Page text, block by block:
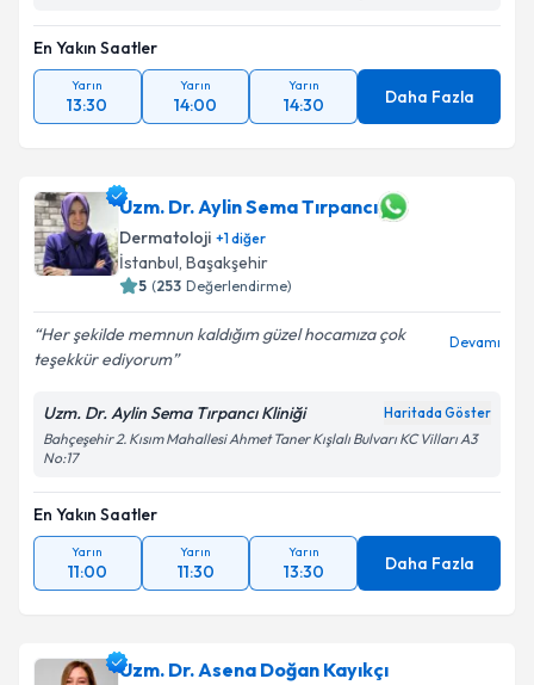
En Yakın Saatler
Yarın
13:30
Yarın
14:00
Yarın
14:30 Daha Fazla
Uzm. Dr. Aylin Sema Tırpancı
Dermatoloji +1diğer
İstanbul, Başakşehir
5 (253 Değerlendirme)
Her şekilde memnun kaldığım güzel hocamıza çok
teşekkür ediyorum
Devamı
Uzm. Dr. Aylin Sema Tırpancı Kliniği Haritada Göster
Bahçeşehir 2. Kısım Mahallesi Ahmet Taner Kışlalı Bulvarı KC Vilları A3
No:17
En Yakın Saatler
Yarın
11:00
Yarın
11:30
Yarın
13:30 Daha Fazla
Uzm. Dr. Asena Doğan Kayıkçı